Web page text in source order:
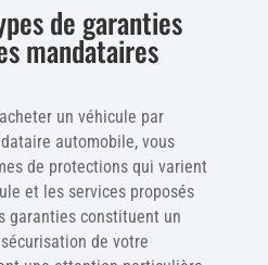
de garanties
mandataires
un véhicule par
automobile, vous
de protections qui varient
et les services proposés
garanties constituent un
de votre